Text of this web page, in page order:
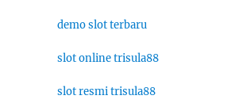
demo slot terbaru
slot online trisula88
slot resmi trisula88